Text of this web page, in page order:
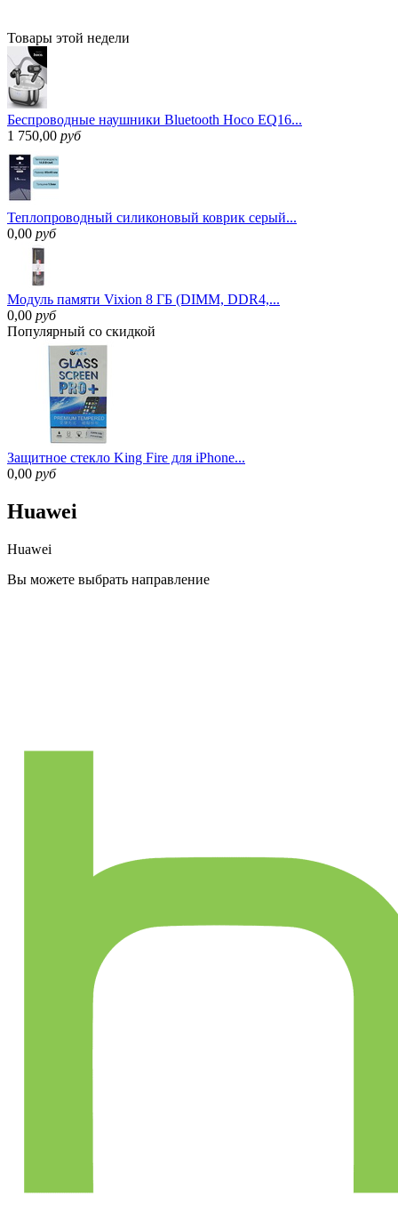
Товары этой недели
Беспроводные наушники Bluetooth Hoco EQ16...
1 750,00 руб
Теплопроводный силиконовый коврик серый...
0,00 руб
Модуль памяти Vixion 8 ГБ (DIMM, DDR4,...
0,00 руб
Популярный со скидкой
Защитное стекло King Fire для iPhone...
0,00 руб
Huawei
Huawei
Вы можете выбрать направление